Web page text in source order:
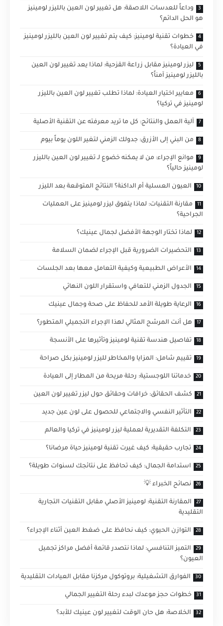
وداعاً للعدسات اللاصقة: هل تغيير لون العين بالليزر لومينيز
هو الحل الدائم؟
خطوات تقنية لومينيز: كيف يتم تغيير لون العين بالليزر لومينيز
في العيادة؟
ليزر لومينيز مقابل زراعة القزحية: لماذا يعد تغيير لون العين
بالليزر لومينيز آمناً؟
معايير اختيار العيادة: لماذا تطلب تغيير لون العين بالليزر
لومينيز في تركيا؟
آلية العمل والنتائج: كل ما تريد معرفته عن التقنية الأصلية
من البني إلى الأزرق: جدولك الزمني لتغير اللون يوماً بيوم
موانع الإجراء: من لا يمكنه خضوع لـ تغيير لون العين بالليزر
لومينيز حالياً؟
العيون العسلية أم الداكنة؟ النتائج المتوقعة بعد الليزر
مقارنة التقنيات: لماذا يتفوق ليزر لومينيز على العمليات
الجراحية؟
لماذا تختار الوجهة الأفضل لجمال عينيك؟
التحضيرات الضرورية قبل الإجراء لضمان السلامة
الأعراض الطبيعية وكيفية التعامل معها بعد الجلسات
الجدول الزمني للتعافي واستقرار اللون النهائي
الرعاية طويلة الأمد للحفاظ على صحة وجمال عينيك
هل أنت المرشح المثالي لهذا الإجراء التجميلي المتطور؟
تفاصيل هندسة تقنية لومينيز وتأثيرها على الأنسجة
تقييم شامل: المزايا والمخاطر لليزر لومينيز بكل صراحة
خدماتنا اللوجستية: رحلة مريحة من المطار إلى العيادة
كشف الحقائق: خرافات وحقائق حول ليزر تغيير لون العين
التأثير النفسي والاجتماعي للحصول على لون عين جديد
التكلفة التقديرية لعملية ليزر لومينيز في تركيا والعالم
تجارب حقيقية: كيف غيرت تقنية لومينيز حياة مرضانا؟
استدامة الجمال: كيف تحافظ على نتائجك لسنوات طويلة؟
نصائح الخبراء 💡
المقارنة التقنية: لومينيز الأصلي مقابل التقنيات التجارية
التقليدية
التوازن الحيوي: كيف نحافظ على ضغط العين أثناء الإجراء؟
التميز التنافسي: لماذا نتصدر قائمة أفضل مراكز تجميل
العيون؟
الفوارق التشغيلية: بروتوكول مركزنا مقابل العيادات التقليدية
خطوات حجز موعدك لبدء رحلة التغيير الجمالي
الخلاصة: هل حان الوقت لتغيير لون عينيك للأبد؟